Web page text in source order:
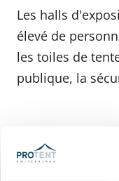
Les halls
élevé de
les toiles de
publique, la
2. Un